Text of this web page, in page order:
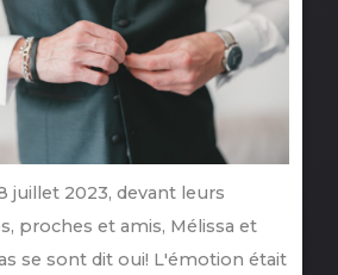
juillet 2023, devant leurs
proches et amis, Mélissa et
se sont dit oui! L'émotion était